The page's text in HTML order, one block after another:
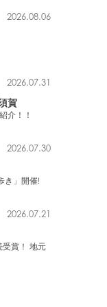
2026.08.06
2026.07.31
賀
介！！
2026.07.30
き」開催!
2026.07.21
賞！ 地元